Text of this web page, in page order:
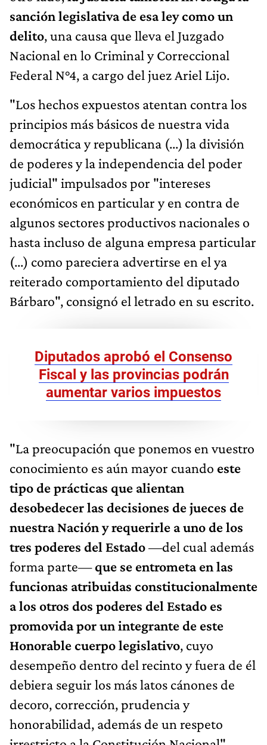
sanción legislativa de esa ley como un
delito, una causa que lleva el Juzgado
Nacional en lo Criminal y Correccional
Federal N°4, a cargo del juez Ariel Lijo.
"Los hechos expuestos atentan contra los
principios más básicos de nuestra vida
democrática y republicana (...) la división
de poderes y la independencia del poder
judicial" impulsados por "intereses
económicos en particular y en contra de
algunos sectores productivos nacionales o
hasta incluso de alguna empresa particular
(...) como pareciera advertirse en el ya
reiterado comportamiento del diputado
Bárbaro", consignó el letrado en su escrito.
Diputados aprobó el Consenso
Fiscal y las provincias podrán
aumentar varios impuestos
"La preocupación que ponemos en vuestro
conocimiento es aún mayor cuando este
tipo de prácticas que alientan
desobedecer las decisiones de jueces de
nuestra Nacióny requerirle a uno de los
tres poderes del Estado—del cual además
forma parte—que se entrometa en las
funcionas atribuidas constitucionalmente
a los otros dos poderes del Estado es
promovida por un integrante de este
Honorable cuerpo legislativo, cuyo
desempeño dentro del recinto y fuera de él
debiera seguir los más latos cánones de
decoro, corrección, prudencia y
honorabilidad, además de un respeto